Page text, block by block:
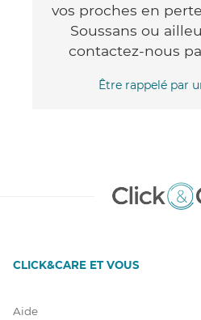
vos proches en
Soussans ou
contactez-nous
Être rappelé par
CLICK&CARE ET VOUS
Aide